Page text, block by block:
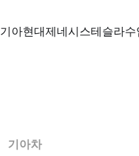
기아현대제네시스테슬라
기아차